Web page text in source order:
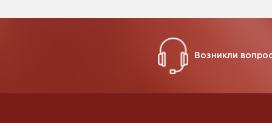
Возникли